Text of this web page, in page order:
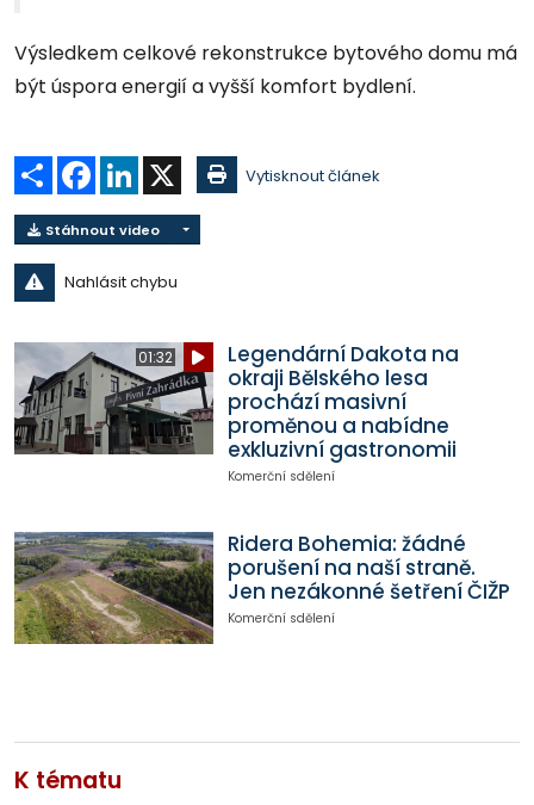
Výsledkem celkové rekonstrukce bytového domu má
být úspora energií a vyšší komfort bydlení.
Sdílet Facebook
LinkedIn Vytisknout článek
Stáhnout video
Nahlásit chybu
01:32
Legendární Dakota na
okraji Bělského lesa
prochází masivní
proměnou a nabídne
exkluzivní gastronomii
Komerční sdělení
Ridera Bohemia: žádné
porušení na naší straně.
Jen nezákonné šetření ČIŽP
Komerční sdělení
K tématu